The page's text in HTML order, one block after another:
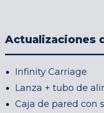
Actualizaciones
Infinity Carriage
Lanza + tubo de
Caja de pared con